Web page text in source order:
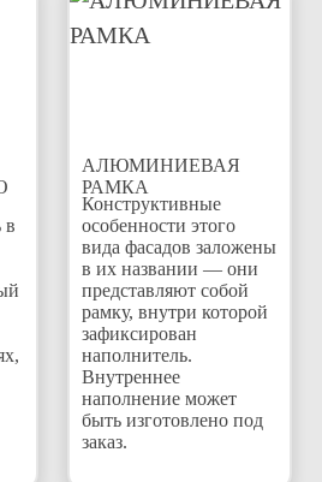
в
АЛЮМИНИЕВАЯ
РАМКА
Конструктивные
особенности этого
вида фасадов заложены
в их названии — они
представляют собой
рамку, внутри которой
зафиксирован
наполнитель.
Внутреннее
наполнение может
быть изготовлено под
заказ.